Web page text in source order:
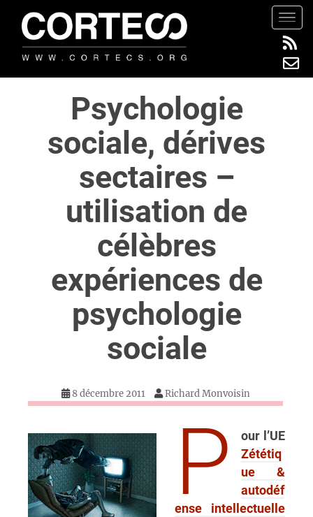
t
Psychologie
sociale, dérives
sectaires –
utilisation de
célèbres
expériences de
psychologie
sociale
8 décembre 2011 Richard Monvoisin
P
our l’UE
Zététiq
ue &
autodéf
ense intellectuelle